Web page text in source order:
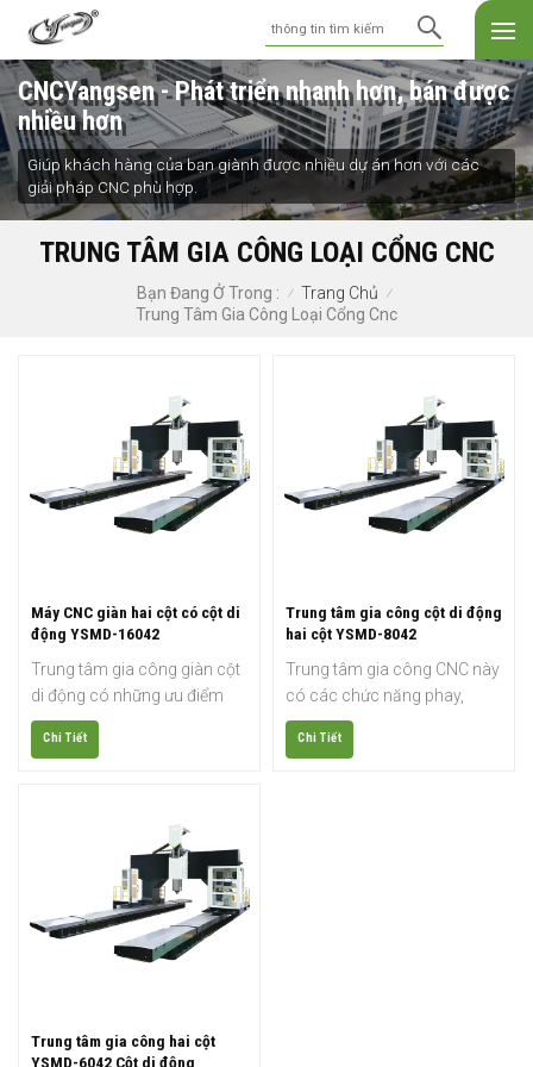
CNCYangsen - Phát triển nhanh hơn, bán được
nhiều hơn
Giúp khách hàng của bạn giành được nhiều dự án hơn với các
giải pháp CNC phù hợp.
TRUNG TÂM GIA CÔNG LOẠI CỔNG CNC
Bạn Đang Ở Trong : / Trang Chủ /
Trung Tâm Gia Công Loại Cổng Cnc
Máy CNC giàn hai cột có cột di
động YSMD-16042
Trung tâm gia công giàn cột
di động có những ưu điểm
như tải trọng bàn làm việc
cao, tối ưu hóa không gian
thuận tiện cho việc xếp dỡ
phôi và nâng cao hiệu quả
Chi Tiết
Trung tâm gia công cột di động
hai cột YSMD-8042
Trung tâm gia công CNC này
có các chức năng phay,
khoan, taro, bào, vát cạnh,
v.v. Gia công các loại biên
Chi Tiết
Trung tâm gia công hai cột
YSMD-6042 Cột di động